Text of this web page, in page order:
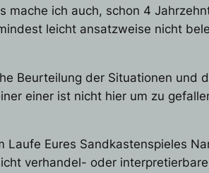
mache ich auch, schon 4
leicht ansatzweise nicht
Beurteilung der Situationen und
einer ist nicht hier um zu
Laufe Eures Sandkastenspieles
verhandel- oder